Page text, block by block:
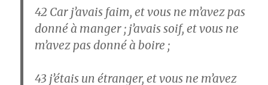
42 Car j’avais faim, et vous ne m’avez pas
donné à manger ; j’avais soif, et vous ne
m’avez pas donné à boire ;
43 j’étais un étranger, et vous ne m’avez